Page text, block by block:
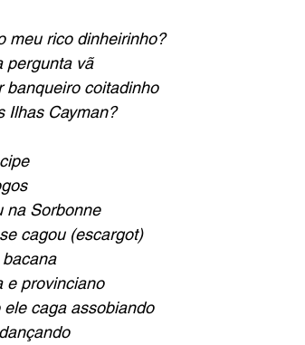
meu rico dinheirinho?
pergunta vã
banqueiro coitadinho
Ilhas Cayman?
na Sorbonne
cagou (escargot)
e provinciano
ele caga assobiando